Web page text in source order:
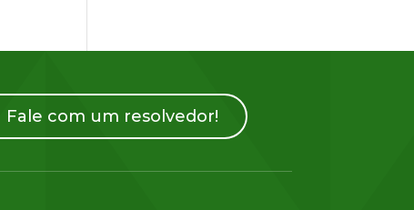
Fale com um resolvedor!